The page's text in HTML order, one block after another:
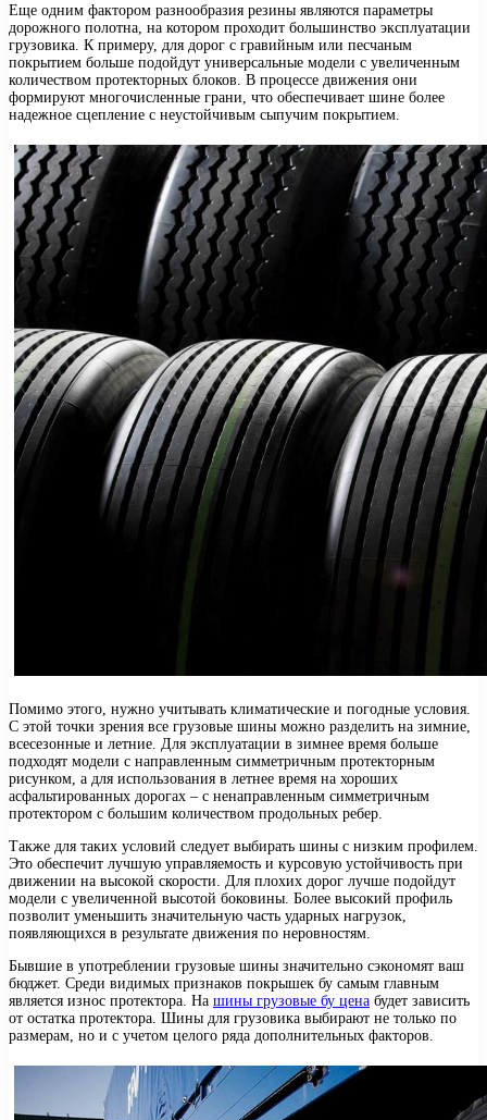
Еще одним фактором разнообразия резины являются параметры
дорожного полотна, на котором проходит большинство эксплуатации
грузовика. К примеру, для дорог с гравийным или песчаным
покрытием больше подойдут универсальные модели с увеличенным
количеством протекторных блоков. В процессе движения они
формируют многочисленные грани, что обеспечивает шине более
надежное сцепление с неустойчивым сыпучим покрытием.
Помимо этого, нужно учитывать климатические и погодные условия.
С этой точки зрения все грузовые шины можно разделить на зимние,
всесезонные и летние. Для эксплуатации в зимнее время больше
подходят модели с направленным симметричным протекторным
рисунком, а для использования в летнее время на хороших
асфальтированных дорогах – с ненаправленным симметричным
протектором с большим количеством продольных ребер.
Также для таких условий следует выбирать шины с низким профилем.
Это обеспечит лучшую управляемость и курсовую устойчивость при
движении на высокой скорости. Для плохих дорог лучше подойдут
модели с увеличенной высотой боковины. Более высокий профиль
позволит уменьшить значительную часть ударных нагрузок,
появляющихся в результате движения по неровностям.
Бывшие в употреблении грузовые шины значительно сэкономят ваш
бюджет. Среди видимых признаков покрышек бу самым главным
является износ протектора. На шины грузовые бу цена будет зависить
от остатка протектора. Шины для грузовика выбирают не только по
размерам, но и с учетом целого ряда дополнительных факторов.